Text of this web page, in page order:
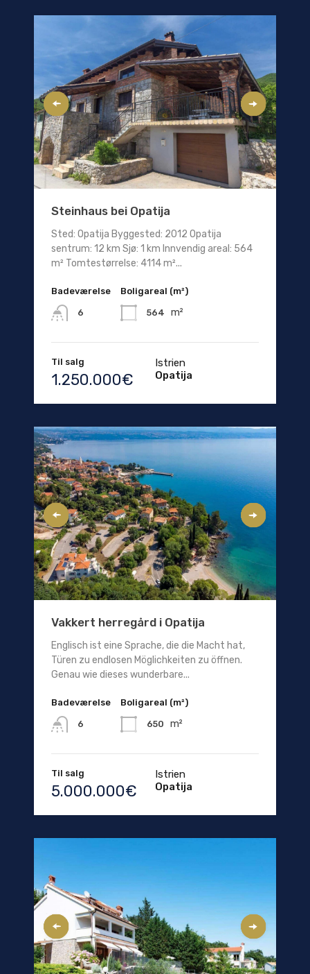
Steinhaus bei Opatija
Sted: Opatija Byggested: 2012 Opatija
sentrum: 12 km Sjø: 1 km Innvendig areal: 564
m² Tomtestørrelse: 4114 m²...
Badeværelse
6
Boligareal (m²)
564 m²
Til salg
1.250.000€
Istrien
Opatija
Vakkert herregård i Opatija
Englisch ist eine Sprache, die die Macht hat,
Türen zu endlosen Möglichkeiten zu öffnen.
Genau wie dieses wunderbare...
Badeværelse
6
Boligareal (m²)
650 m²
Til salg
5.000.000€
Istrien
Opatija